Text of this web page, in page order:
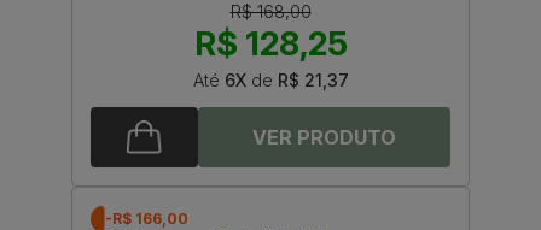
R$ 168,00
R$ 128,25
Até 6Xde R$ 21,37
-R$ 166,00